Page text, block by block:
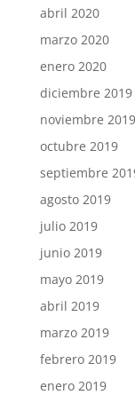
abril 2020
marzo 2020
enero 2020
diciembre 2019
noviembre 2019
octubre 2019
septiembre
agosto 2019
julio 2019
junio 2019
mayo 2019
abril 2019
marzo 2019
febrero 2019
enero 2019